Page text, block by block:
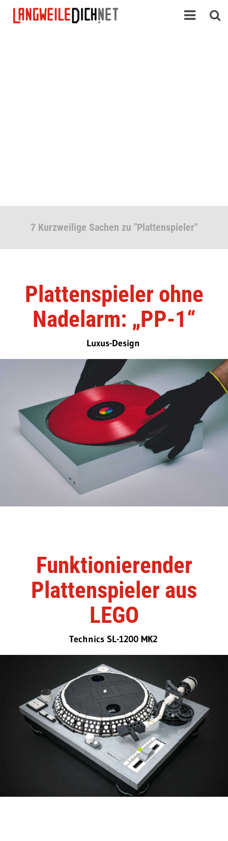
7 Kurzweilige Sachen zu "Plattenspieler"
Plattenspieler ohne
Nadelarm: „PP-1“
Luxus-Design
Funktionierender
Plattenspieler aus
LEGO
Technics SL-1200 MK2